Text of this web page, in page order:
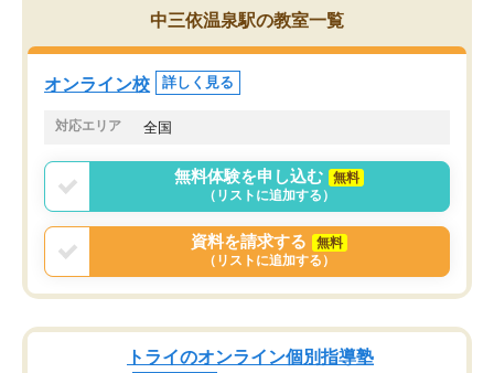
うちの子は、初回面談の講師の方で決
オンラインツールを使用した単語帳の
共有があり宿題もそちらで出される形
でした。
言う事で講師変更の申し出があり、あ
まりに短期での変更だった為、塾に通
う事にして退会しました。遅れも取り
戻せ、授業内容や講師の方は良かった
と思います。
内容でした。それでも明
やる気も出ましたし、苦
くなってきたようなので
中三依温泉駅の教室一覧
オンライン校 詳しく見る
対応エリア 全国
無料体験を申し込む
無料
（リストに追加する）
資料を請求する
無料
（リストに追加する）
トライのオンライン個別指導塾